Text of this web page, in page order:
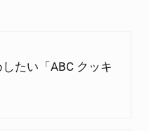
たい「ABC クッキ